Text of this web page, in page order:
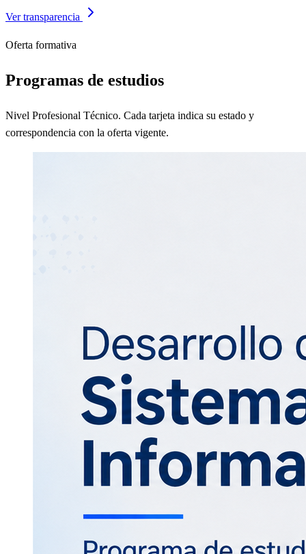
Ver transparencia
Oferta formativa
Programas de estudios
Nivel Profesional Técnico. Cada tarjeta indica su estado y
correspondencia con la oferta vigente.